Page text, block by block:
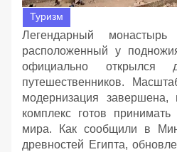
Туризм
Легендарный
расположенный у
официально открылся
путешественников.
модернизация завершена,
комплекс готов
мира. Как сообщили в
древностей Египта,